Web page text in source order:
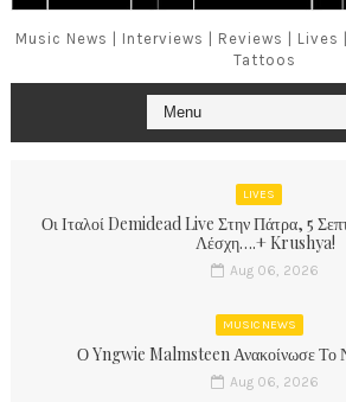
Music News | Interviews | Reviews |
Tattoos
LIVES
Οι Ιταλοί Demidead Live Στην Πάτρα, 5
Λέσχη….+ Krushya!
Aug 06, 2026
MUSIC NEWS
Ο Yngwie Malmsteen Ανακοίνωσε Το
Aug 06, 2026